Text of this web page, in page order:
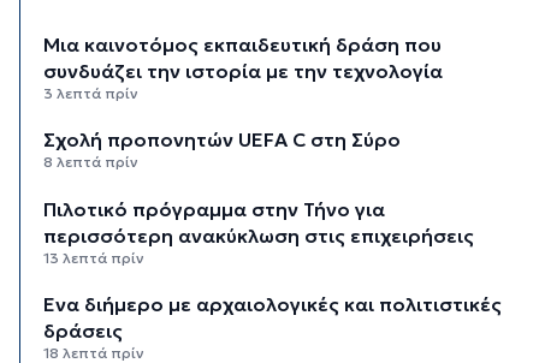
Μια καινοτόμος εκπαιδευτική δράση που
συνδυάζει την ιστορία με την τεχνολογία
3 λεπτά πρίν
Σχολή προπονητών UEFA C στη Σύρο
8 λεπτά πρίν
Πιλοτικό πρόγραμμα στην Τήνο για
περισσότερη ανακύκλωση στις επιχειρήσεις
13 λεπτά πρίν
Ένα διήμερο με αρχαιολογικές και πολιτιστικές
δράσεις
18 λεπτά πρίν